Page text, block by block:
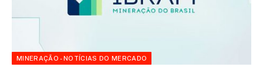
MINERAÇÃO - NOTÍCIAS DO MERCADO